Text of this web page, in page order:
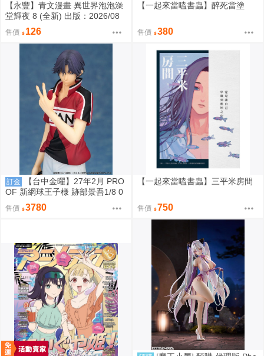
【永豐】青文漫畫 異世界泡泡澡
堂輝夜 8 (全新) 出版：2026/08
售價 126
【一起來當嗑書蟲】醉死當塗
售價 380
訂金
【台中金曜】27年2月 PRO
OF 新網球王子様 跡部景吾1/8 0
售價 3780
【一起來當嗑書蟲】三平米房間
售價 750